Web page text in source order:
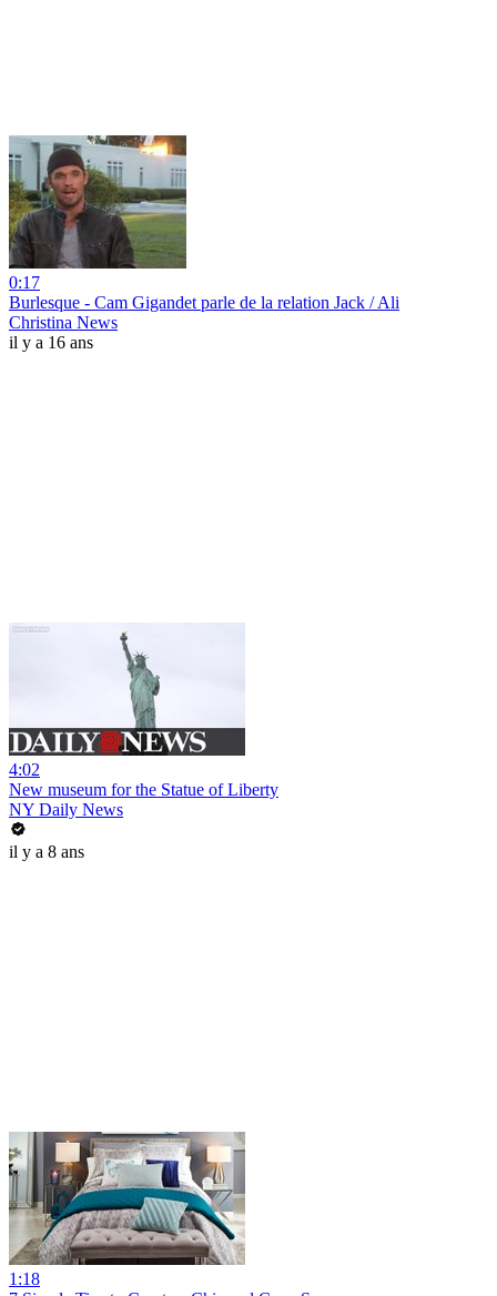
0:17
Burlesque - Cam Gigandet parle de la relation Jack / Ali
Christina News
il y a 16 ans
4:02
New museum for the Statue of Liberty
NY Daily News
il y a 8 ans
1:18